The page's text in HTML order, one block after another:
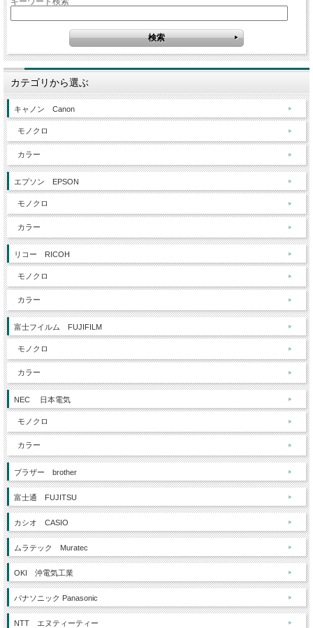
カテゴリから選ぶ
キャノン Canon
モノクロ
カラー
エプソン EPSON
モノクロ
カラー
リコー RICOH
モノクロ
カラー
富士フイルム FUJIFILM
モノクロ
カラー
NEC 日本電気
モノクロ
カラー
ブラザー brother
富士通 FUJITSU
カシオ CASIO
ムラテック Muratec
OKI 沖電気工業
パナソニック Panasonic
NTT エヌティーティー